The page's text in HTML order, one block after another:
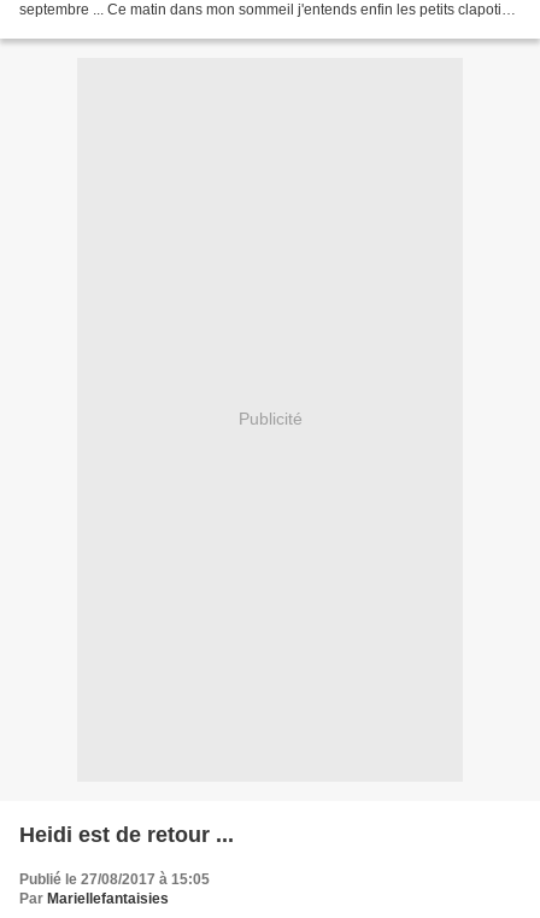
septembre ... Ce matin dans mon sommeil j'entends enfin les petits clapotis
Publicité
Heidi est de retour ...
Publié le 27/08/2017 à 15:05
Par Mariellefantaisies